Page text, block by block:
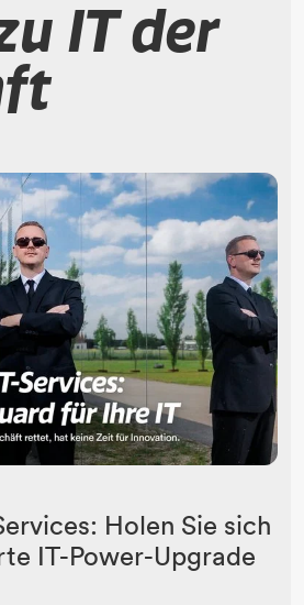
IT der
Holen Sie sich
IT-Power-Upgrade